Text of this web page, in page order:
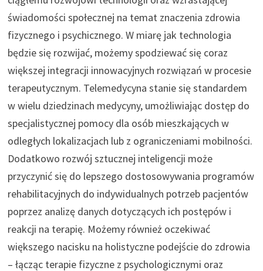
świadomości społecznej na temat znaczenia zdrowia
fizycznego i psychicznego. W miarę jak technologia
będzie się rozwijać, możemy spodziewać się coraz
większej integracji innowacyjnych rozwiązań w procesie
terapeutycznym. Telemedycyna stanie się standardem
w wielu dziedzinach medycyny, umożliwiając dostęp do
specjalistycznej pomocy dla osób mieszkających w
odległych lokalizacjach lub z ograniczeniami mobilności.
Dodatkowo rozwój sztucznej inteligencji może
przyczynić się do lepszego dostosowywania programów
rehabilitacyjnych do indywidualnych potrzeb pacjentów
poprzez analizę danych dotyczących ich postępów i
reakcji na terapię. Możemy również oczekiwać
większego nacisku na holistyczne podejście do zdrowia
– łącząc terapie fizyczne z psychologicznymi oraz